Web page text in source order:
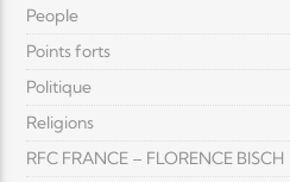
People
Points forts
Politique
Religions
RFC FRANCE – FLORENCE BISCH